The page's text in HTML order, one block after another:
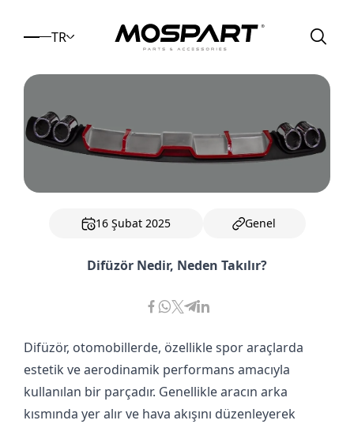
TR
16 Şubat 2025 Genel
Difüzör Nedir, Neden Takılır?
Difüzör, otomobillerde, özellikle spor araçlarda
estetik ve aerodinamik performans amacıyla
kullanılan bir parçadır. Genellikle aracın arka
kısmında yer alır ve hava akışını düzenleyerek